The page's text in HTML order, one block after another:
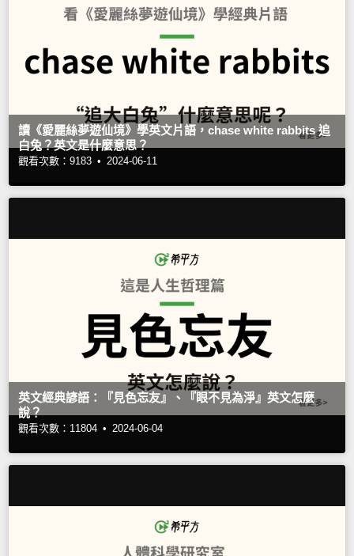
讀《愛麗絲夢遊仙境》學英文片語，chase white rabbits 追
白兔？英文是什麼意思？
觀看次數：9183 • 2024-06-11
英文經典諺語：『見色忘友』、『眼不見為淨』英文怎麼
說？
觀看次數：11804 • 2024-06-04